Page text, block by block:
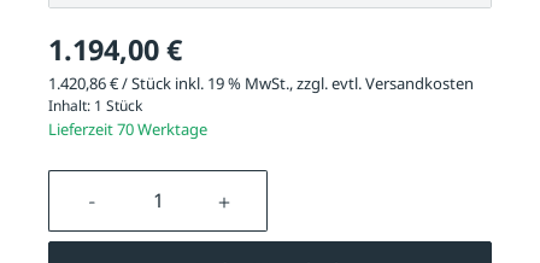
1.194,00 €
1.420,86 € / Stück inkl. 19 % MwSt., zzgl. evtl.Versandkosten
Inhalt: 1 Stück
Lieferzeit 70 Werktage
Produkt Anzahl: Gib den